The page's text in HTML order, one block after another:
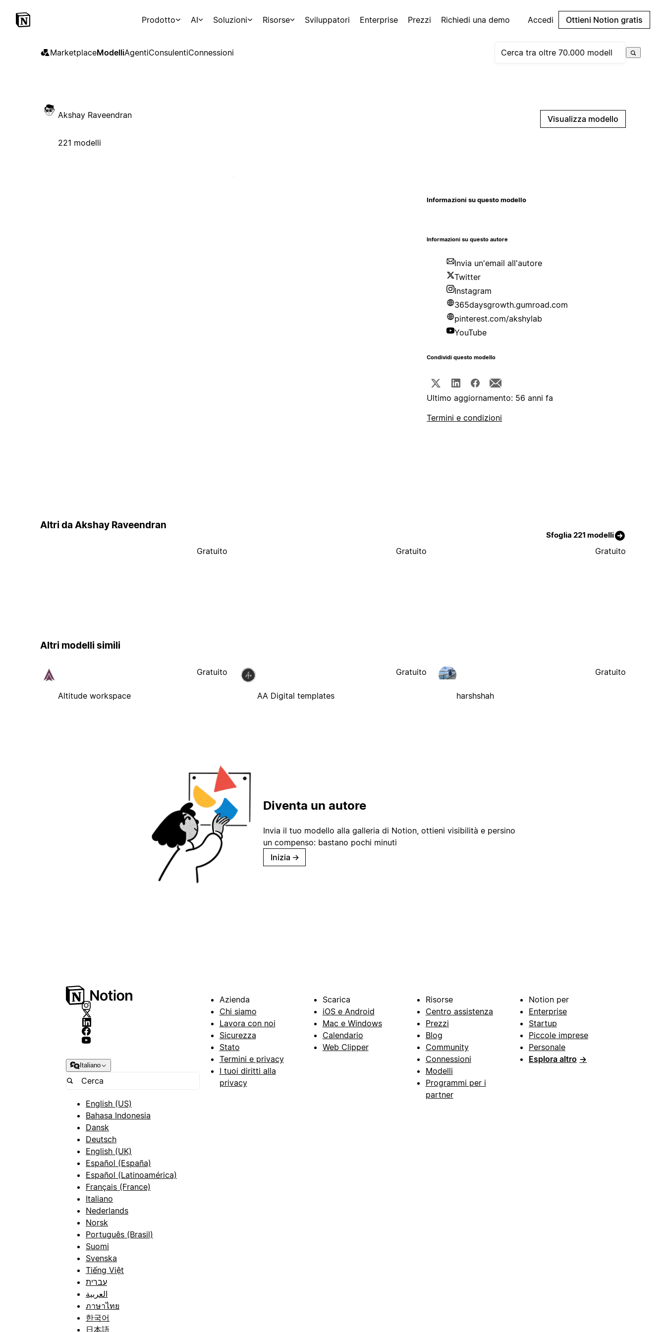
Prodotto AI Soluzioni Risorse Sviluppatori Enterprise Prezzi Richiedi una demo Accedi Ottieni Notion gratis
MarketplaceModelliAgentiConsulentiConnessioni
Akshay Raveendran
221 modelli
Visualizza modello
Informazioni su questo modello
Informazioni su questo autore
Invia un'email all'autore
Twitter
Instagram
365daysgrowth.gumroad.com
pinterest.com/akshylab
YouTube
Condividi questo modello
Ultimo aggiornamento: 56 anni fa
Termini e condizioni
Altri da Akshay Raveendran
Sfoglia 221 modelli
Gratuito Gratuito Gratuito
Altri modelli simili
Altitude workspace
Gratuito
AA Digital templates
Gratuito
harshshah
Gratuito
Diventa un autore
Invia il tuo modello alla galleria di Notion, ottieni visibilità e persino
un compenso: bastano pochi minuti
Inizia →
Italiano
English (US)
Bahasa Indonesia
Dansk
Deutsch
English (UK)
Español (España)
Español (Latinoamérica)
Français (France)
Italiano
Nederlands
Norsk
Português (Brasil)
Suomi
Svenska
Tiếng Việt
עברית
العربية
ภาษาไทย
한국어
日本語
Azienda
Chi siamo
Lavora con noi
Sicurezza
Stato
Termini e privacy
I tuoi diritti alla
privacy
Scarica
iOS e Android
Mac e Windows
Calendario
Web Clipper
Risorse
Centro assistenza
Prezzi
Blog
Community
Connessioni
Modelli
Programmi per i
partner
Notion per
Enterprise
Startup
Piccole imprese
Personale
Esplora altro →